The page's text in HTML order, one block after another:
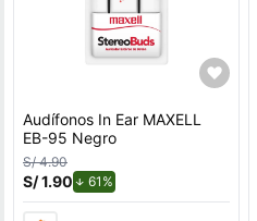
Audífonos In Ear MAXELL
EB-95 Negro
S/ 4.90
S/ 1.90 61%